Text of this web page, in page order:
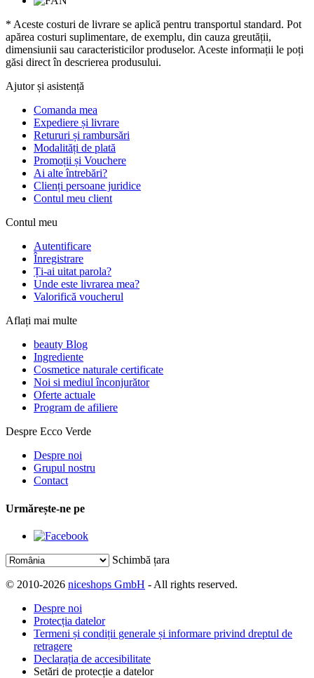
* Aceste costuri de livrare se aplică pentru transportul standard. Pot
apărea costuri suplimentare, de exemplu, din cauza greutății,
dimensiunii sau caracteristicilor produselor. Aceste informații le poți
găsi direct în descrierea produsului.
Ajutor și asistență
Comanda mea
Expediere și livrare
Retururi și rambursări
Modalități de plată
Promoții și Vouchere
Ai alte întrebări?
Clienți persoane juridice
Contul meu client
Contul meu
Autentificare
Înregistrare
Ți-ai uitat parola?
Unde este livrarea mea?
Valorifică voucherul
Aflați mai multe
beauty Blog
Ingrediente
Cosmetice naturale certificate
Noi si mediul înconjurător
Oferte actuale
Program de afiliere
Despre Ecco Verde
Despre noi
Grupul nostru
Contact
Urmărește-ne pe
Schimbă țara
© 2010-2026 niceshops GmbH - All rights reserved.
Despre noi
Protecția datelor
Termeni și condiții generale și informare privind dreptul de
retragere
Declarația de accesibilitate
Setări de protecție a datelor